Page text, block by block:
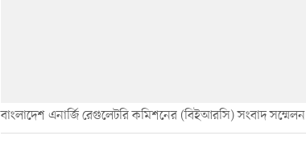
বাংলাদেশ এনার্জি রেগুলেটরি কমিশনের (বিইআরসি) সংবাদ সম্মেলন